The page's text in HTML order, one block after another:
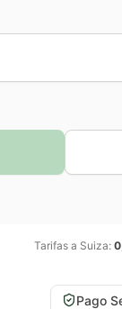
Tarifas a Suiza:
Pago